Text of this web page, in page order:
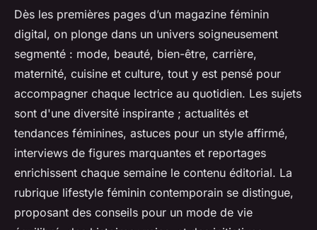
Dès les premières pages d’un magazine féminin
digital, on plonge dans un univers soigneusement
segmenté : mode, beauté, bien-être, carrière,
maternité, cuisine et culture, tout y est pensé pour
accompagner chaque lectrice au quotidien. Les sujets
sont d'une diversité inspirante ; actualités et
tendances féminines, astuces pour un style affirmé,
interviews de figures marquantes et reportages
enrichissent chaque semaine le contenu éditorial. La
rubrique lifestyle féminin contemporain se distingue,
proposant des conseils pour un mode de vie